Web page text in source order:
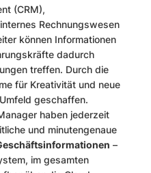
(CRM),
Rechnungswesen
können Informationen
dadurch
treffen. Durch die
für Kreativität und neue
geschaffen.
haben jederzeit
und minutengenaue
–
im gesamten